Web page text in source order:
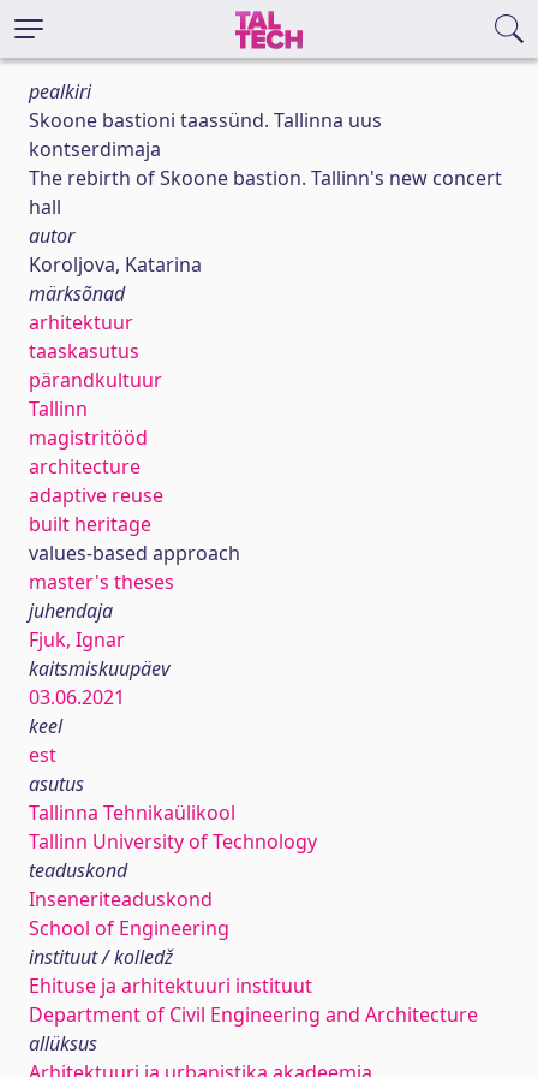
pealkiri
Skoone bastioni taassünd. Tallinna uus
kontserdimaja
The rebirth of Skoone bastion. Tallinn's new concert
hall
autor
Koroljova, Katarina
märksõnad
arhitektuur
taaskasutus
pärandkultuur
Tallinn
magistritööd
architecture
adaptive reuse
built heritage
values-based approach
master's theses
juhendaja
Fjuk, Ignar
kaitsmiskuupäev
03.06.2021
keel
est
asutus
Tallinna Tehnikaülikool
Tallinn University of Technology
teaduskond
Inseneriteaduskond
School of Engineering
instituut / kolledž
Ehituse ja arhitektuuri instituut
Department of Civil Engineering and Architecture
allüksus